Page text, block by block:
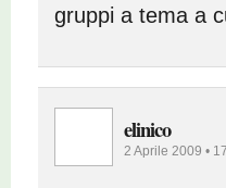
gruppi a tema a
elinico
2 Aprile 2009 •